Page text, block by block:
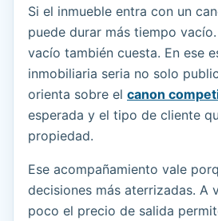
Si el inmueble entra con un
puede durar más tiempo
vacío también cuesta. En ese
inmobiliaria seria no solo
orienta sobre el canon
esperada y el tipo de cliente
propiedad.
Ese acompañamiento vale
decisiones más aterrizadas. A
poco el precio de salida